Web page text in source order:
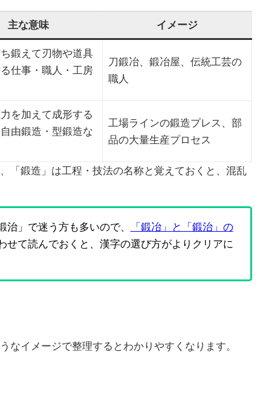
主な意味 イメージ
鍛えて刃物や道具
仕事・職人・工房
刀鍛冶、鍛冶屋、伝統工芸の
職人
を加えて成形する
由鍛造・型鍛造な
工場ラインの鍛造プレス、部
品の大量生産プロセス
「鍛造」は工程・技法の名称と覚えておくと、混乱
」で迷う方も多いので、
「鍛冶」と「鍛治」の
せて読んでおくと、漢字の選び方がよりクリアに
なイメージで整理するとわかりやすくなります。